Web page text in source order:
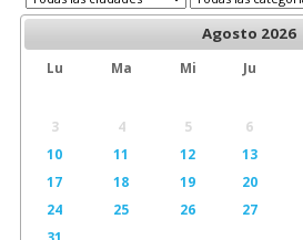
Agosto 2026
Lu Ma Mi Ju
3
4 5 6
10
11 12 13
17
18 19 20
24
25 26 27